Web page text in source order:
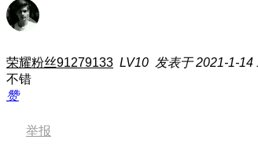
荣耀粉丝91279133 LV10 发表于 2021-1-14
不错
赞
举报